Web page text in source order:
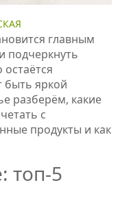
главным
подчеркнуть
яркой
разберём, какие
с
продукты и как
топ‑5